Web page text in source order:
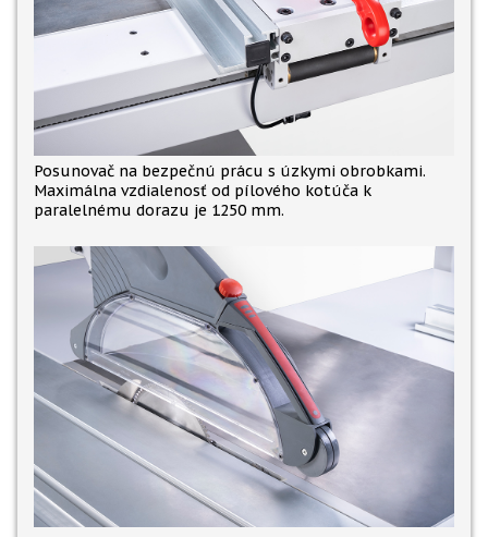
Posunovač na bezpečnú prácu s úzkymi obrobkami.
Maximálna vzdialenosť od pílového kotúča k
paralelnému dorazu je 1250 mm.